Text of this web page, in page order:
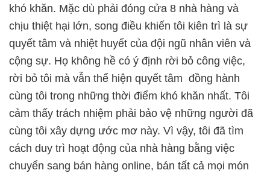
khó khăn. Mặc dù phải đóng cửa 8 nhà hàng và
chịu thiệt hại lớn, song điều khiến tôi kiên trì là sự
quyết tâm và nhiệt huyết của đội ngũ nhân viên và
cộng sự. Họ không hề có ý định rời bỏ công việc,
rời bỏ tôi mà vẫn thể hiện quyết tâm đồng hành
cùng tôi trong những thời điểm khó khăn nhất. Tôi
cảm thấy trách nhiệm phải bảo vệ những người đã
cùng tôi xây dựng ước mơ này. Vì vậy, tôi đã tìm
cách duy trì hoạt động của nhà hàng bằng việc
chuyển sang bán hàng online, bán tất cả mọi món